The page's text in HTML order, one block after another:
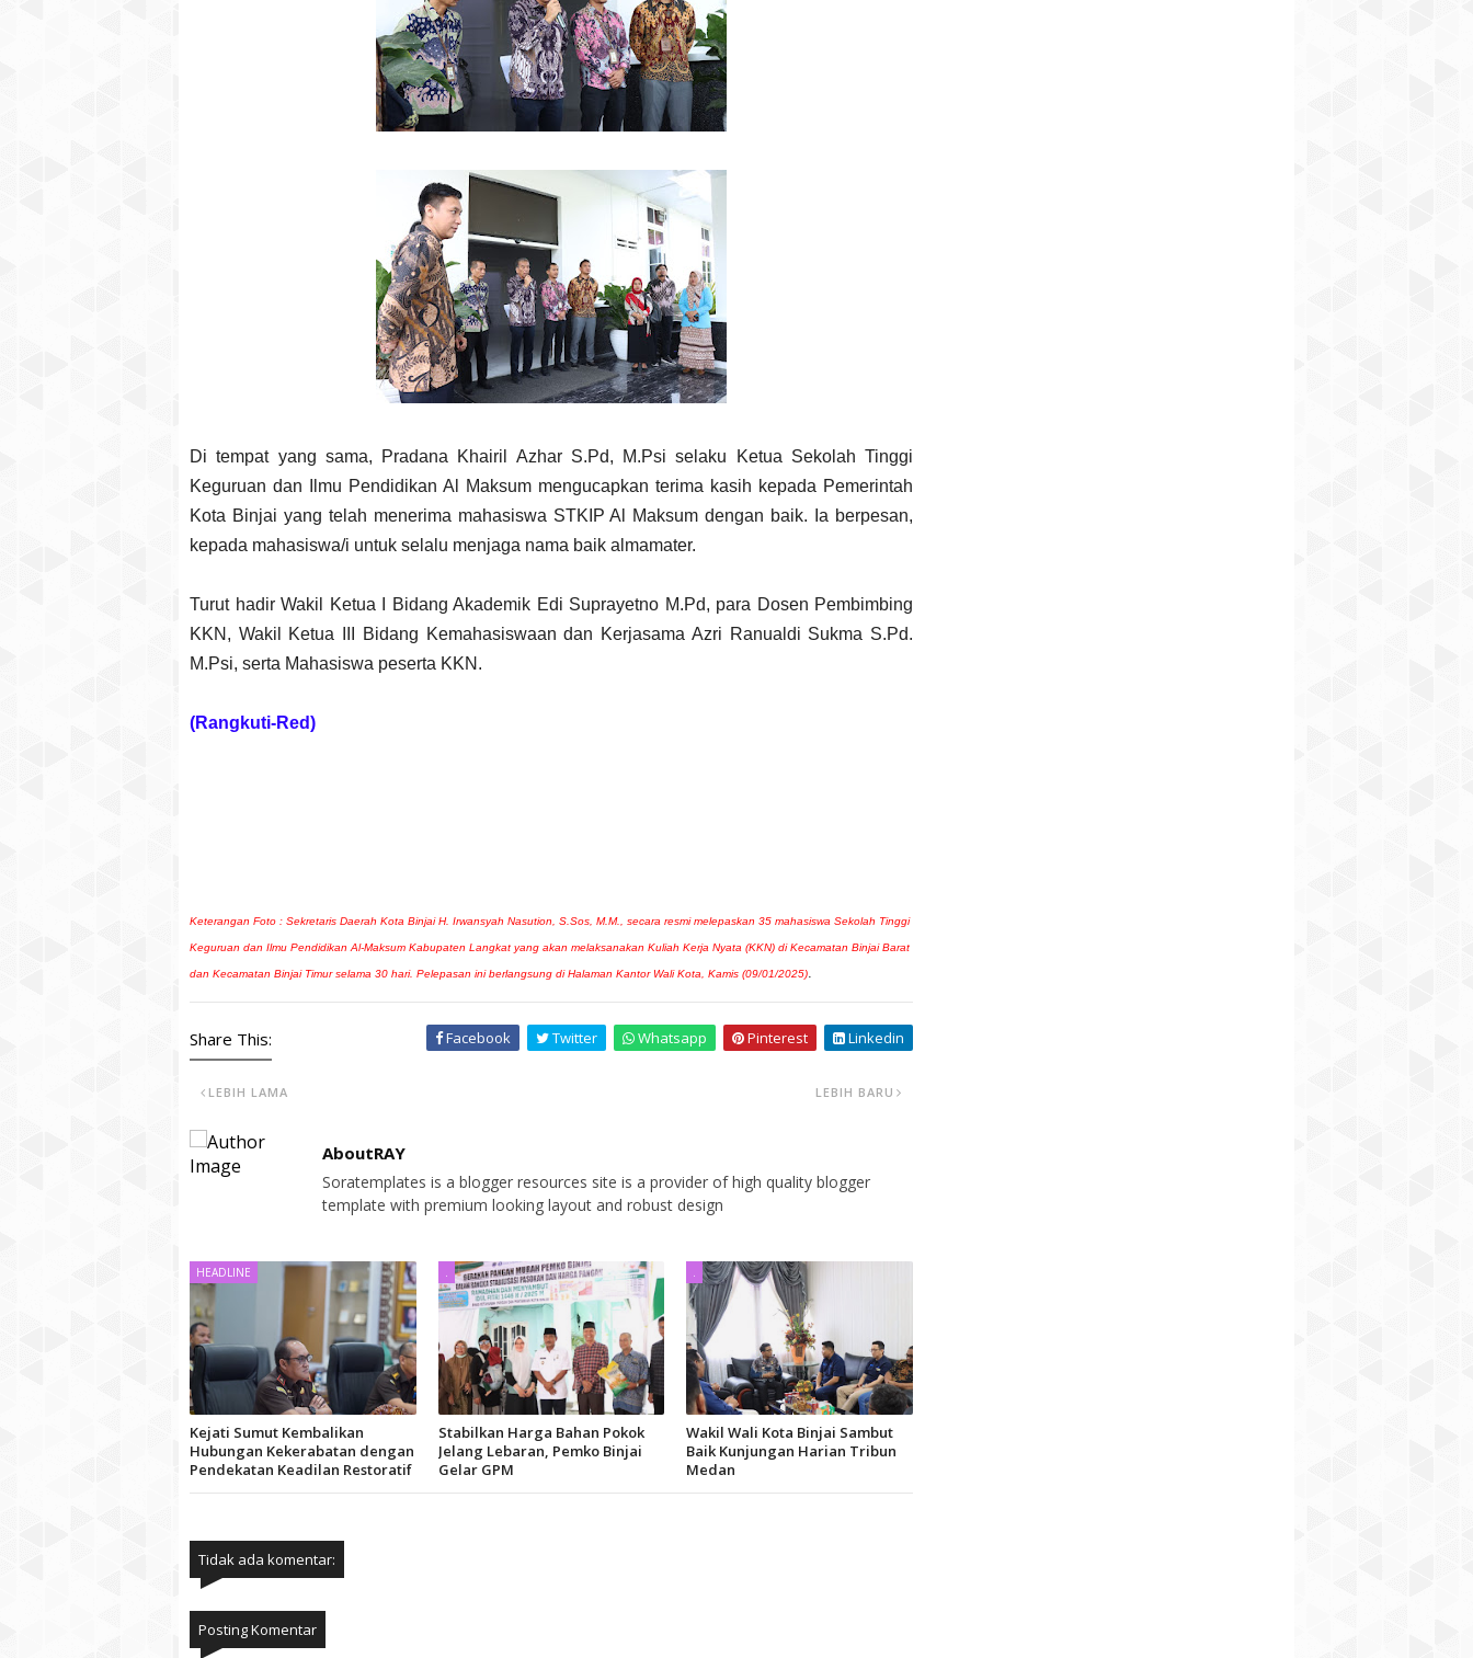
Di tempat yang sama, Pradana Khairil Azhar S.Pd, M.Psi selaku Ketua Sekolah Tinggi
Keguruan dan Ilmu Pendidikan Al Maksum mengucapkan terima kasih kepada Pemerintah
Kota Binjai yang telah menerima mahasiswa STKIP Al Maksum dengan baik. Ia berpesan,
kepada mahasiswa/i untuk selalu menjaga nama baik almamater.
Turut hadir Wakil Ketua I Bidang Akademik Edi Suprayetno M.Pd, para Dosen Pembimbing
KKN, Wakil Ketua III Bidang Kemahasiswaan dan Kerjasama Azri Ranualdi Sukma S.Pd.
M.Psi, serta Mahasiswa peserta KKN.
(Rangkuti-Red)
Keterangan Foto : Sekretaris Daerah Kota Binjai H. Irwansyah Nasution, S.Sos, M.M., secara resmi melepaskan 35 mahasiswa Sekolah Tinggi
Keguruan dan Ilmu Pendidikan Al-Maksum Kabupaten Langkat yang akan melaksanakan Kuliah Kerja Nyata (KKN) di Kecamatan Binjai Barat
dan Kecamatan Binjai Timur selama 30 hari. Pelepasan ini berlangsung di Halaman Kantor Wali Kota, Kamis (09/01/2025).
Share This: Facebook Twitter Whatsapp Pinterest Linkedin
LEBIH BARU
LEBIH LAMA
AboutRAY
Soratemplates is a blogger resources site is a provider of high quality blogger
template with premium looking layout and robust design
HEADLINE
Kejati Sumut Kembalikan
Hubungan Kekerabatan dengan
Pendekatan Keadilan Restoratif
.
Stabilkan Harga Bahan Pokok
Jelang Lebaran, Pemko Binjai
Gelar GPM
.
Wakil Wali Kota Binjai Sambut
Baik Kunjungan Harian Tribun
Medan
Tidak ada komentar:
Posting Komentar